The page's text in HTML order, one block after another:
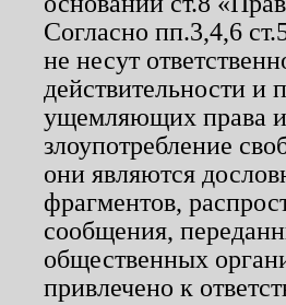
Согласно пп.3,4,6
не несут
действительности и
ущемляющих права и
злоупотребление
они являются
фрагментов,
сообщения,
общественных
привлечено к